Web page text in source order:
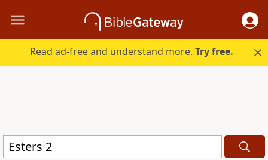
Read ad-free and understand more.Try free.